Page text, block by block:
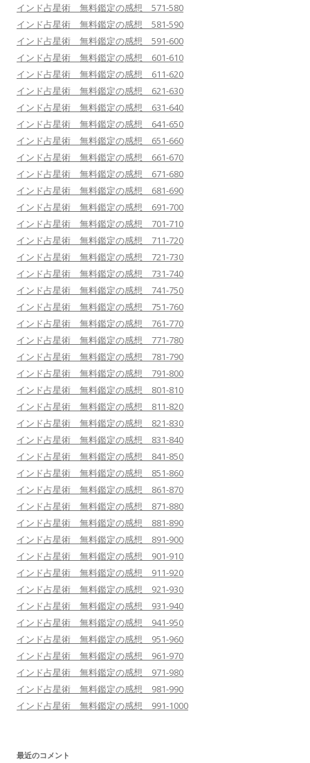
インド占星術 無料鑑定の感想 571-580
インド占星術 無料鑑定の感想 581-590
インド占星術 無料鑑定の感想 591-600
インド占星術 無料鑑定の感想 601-610
インド占星術 無料鑑定の感想 611-620
インド占星術 無料鑑定の感想 621-630
インド占星術 無料鑑定の感想 631-640
インド占星術 無料鑑定の感想 641-650
インド占星術 無料鑑定の感想 651-660
インド占星術 無料鑑定の感想 661-670
インド占星術 無料鑑定の感想 671-680
インド占星術 無料鑑定の感想 681-690
インド占星術 無料鑑定の感想 691-700
インド占星術 無料鑑定の感想 701-710
インド占星術 無料鑑定の感想 711-720
インド占星術 無料鑑定の感想 721-730
インド占星術 無料鑑定の感想 731-740
インド占星術 無料鑑定の感想 741-750
インド占星術 無料鑑定の感想 751-760
インド占星術 無料鑑定の感想 761-770
インド占星術 無料鑑定の感想 771-780
インド占星術 無料鑑定の感想 781-790
インド占星術 無料鑑定の感想 791-800
インド占星術 無料鑑定の感想 801-810
インド占星術 無料鑑定の感想 811-820
インド占星術 無料鑑定の感想 821-830
インド占星術 無料鑑定の感想 831-840
インド占星術 無料鑑定の感想 841-850
インド占星術 無料鑑定の感想 851-860
インド占星術 無料鑑定の感想 861-870
インド占星術 無料鑑定の感想 871-880
インド占星術 無料鑑定の感想 881-890
インド占星術 無料鑑定の感想 891-900
インド占星術 無料鑑定の感想 901-910
インド占星術 無料鑑定の感想 911-920
インド占星術 無料鑑定の感想 921-930
インド占星術 無料鑑定の感想 931-940
インド占星術 無料鑑定の感想 941-950
インド占星術 無料鑑定の感想 951-960
インド占星術 無料鑑定の感想 961-970
インド占星術 無料鑑定の感想 971-980
インド占星術 無料鑑定の感想 981-990
インド占星術 無料鑑定の感想 991-1000
最近のコメント